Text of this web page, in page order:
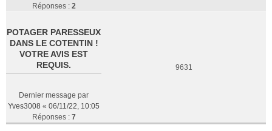
Réponses : 2
POTAGER PARESSEUX
DANS LE COTENTIN !
VOTRE AVIS EST
REQUIS.
Dernier message par
Yves3008 « 06/11/22, 10:05
Réponses : 7
9631